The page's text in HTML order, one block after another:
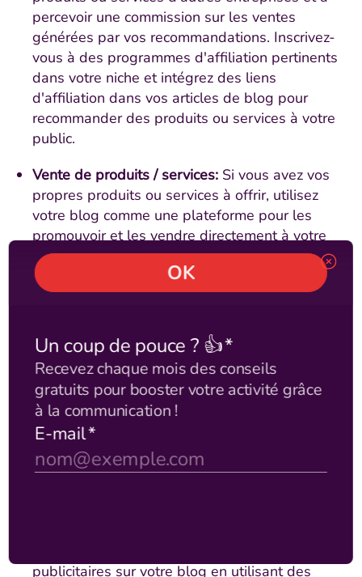
percevoir une commission sur les ventes
générées par vos recommandations. Inscrivez-
vous à des programmes d'affiliation pertinents
dans votre niche et intégrez des liens
d'affiliation dans vos articles de blog pour
recommander des produits ou services à votre
public.
Vente de produits / services: Si vous avez vos
propres produits ou services à offrir, utilisez
votre blog comme une plateforme pour les
promouvoir et les vendre directement à votre
audience. Créez des pages de produits
détaillées, utilisez des call-to-action
convaincants et offrez des promotions spéciales
Vente de liens / articles sponsorisés:
avec des marques et des entreprises pour
publier du contenu sponsorisé ou inclure des
liens promotionnels dans vos articles de blog
peut être une source de revenus
supplémentaire. Veillez à conserver
l'authenticité et la transparence en indiquant
publicitaires sur votre blog en utilisant des